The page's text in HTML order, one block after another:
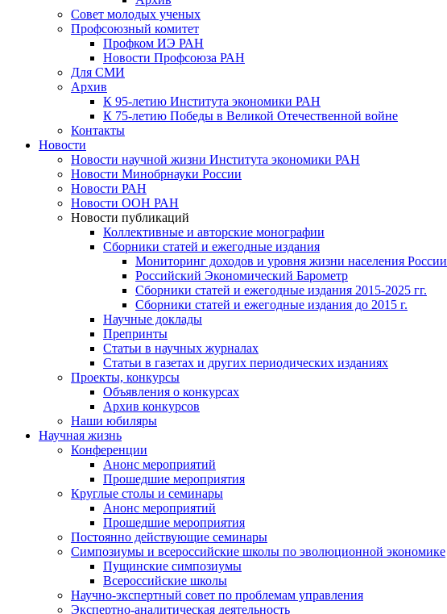
Совет молодых ученых
Профсоюзный комитет
Профком ИЭ РАН
Новости Профсоюза РАН
Для СМИ
Архив
К 95-летию Института экономики РАН
К 75-летию Победы в Великой Отечественной войне
Контакты
Новости
Новости научной жизни Института экономики РАН
Новости Минобрнауки России
Новости РАН
Новости ООН РАН
Новости публикаций
Коллективные и авторские монографии
Сборники статей и ежегодные издания
Мониторинг доходов и уровня жизни населения России
Российский Экономический Барометр
Сборники статей и ежегодные издания 2015-2025 гг.
Сборники статей и ежегодные издания до 2015 г.
Научные доклады
Препринты
Статьи в научных журналах
Статьи в газетах и других периодических изданиях
Проекты, конкурсы
Объявления о конкурсах
Архив конкурсов
Наши юбиляры
Научная жизнь
Конференции
Анонс мероприятий
Прошедшие мероприятия
Круглые столы и семинары
Анонс мероприятий
Прошедшие мероприятия
Постоянно действующие семинары
Симпозиумы и всероссийские школы по эволюционной экономике
Пущинские симпозиумы
Всероссийские школы
Научно-экспертный совет по проблемам управления
Экспертно-аналитическая деятельность